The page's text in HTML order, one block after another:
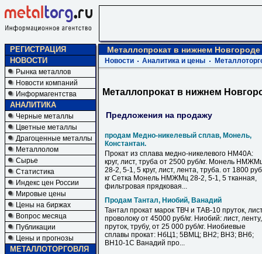
РЕГИСТРАЦИЯ
НОВОСТИ
Рынка металлов
Новости компаний
Информагентства
АНАЛИТИКА
Черные металлы
Цветные металлы
Драгоценные металлы
Металлолом
Сырье
Статистика
Индекс цен России
Мировые цены
Цены на биржах
Вопрос месяца
Публикации
Цены и прогнозы
МЕТАЛЛОТОРГОВЛЯ
Металлопрокат в нижнем
Новости Аналитика и цены
Металлопрокат в нижнем
Предложения на продажу
продам Медно-никелевый сплав, Монель,
Константан.
Прокат из сплава медно-никелевого НМ40А:
круг, лист, труба от 2500 руб/кг. Монель
28-2, 5-1, 5 круг, лист, лента, труба. от 1800
кг Сетка Монель НМЖМц 28-2, 5-1, 5 тканная,
фильтровая прядковая...
Продам Тантал, Ниобий, Ванадий
Тантал прокат марок ТВЧ и ТАВ-10 пруток,
проволоку от 45000 руб/кг. Ниобий: лист, ленту,
пруток, трубу, от 25 000 руб/кг. Ниобиевые
сплавы прокат: НбЦ1; 5ВМЦ; ВН2; ВН3; ВН6;
ВН10-1С Ванадий про...